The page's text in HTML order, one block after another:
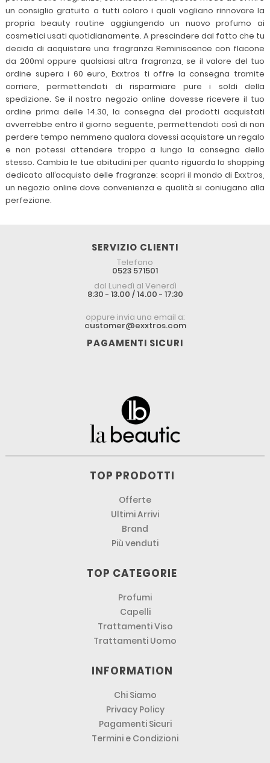
un consiglio gratuito a tutti coloro i quali vogliano rinnovare la
propria beauty routine aggiungendo un nuovo profumo ai
cosmetici usati quotidianamente. A prescindere dal fatto che tu
decida di acquistare una fragranza Reminiscence con flacone
da 200ml oppure qualsiasi altra fragranza, se il valore del tuo
ordine supera i 60 euro, Exxtros ti offre la consegna tramite
corriere, permettendoti di risparmiare pure i soldi della
spedizione. Se il nostro negozio online dovesse ricevere il tuo
ordine prima delle 14.30, la consegna dei prodotti acquistati
avverrebbe entro il giorno seguente, permettendoti così di non
perdere tempo nemmeno qualora dovessi acquistare un regalo
e non potessi attendere troppo a lungo la consegna dello
stesso. Cambia le tue abitudini per quanto riguarda lo shopping
dedicato all’acquisto delle fragranze: scopri il mondo di Exxtros,
un negozio online dove convenienza e qualità si coniugano alla
perfezione.
SERVIZIO CLIENTI
Telefono
0523 571501
dal Lunedì al Venerdì
8:30 - 13.00 / 14.00 - 17:30
oppure invia una email a:
customer@exxtros.com
PAGAMENTI SICURI
TOP PRODOTTI
Offerte
Ultimi Arrivi
Brand
Più venduti
TOP CATEGORIE
Profumi
Capelli
Trattamenti Viso
Trattamenti Uomo
INFORMATION
Chi Siamo
Privacy Policy
Pagamenti Sicuri
Termini e Condizioni